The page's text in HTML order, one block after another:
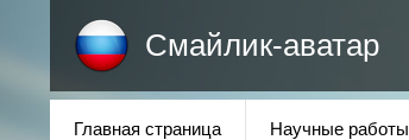
Смайлик-аватар
Главная страница Научные работы